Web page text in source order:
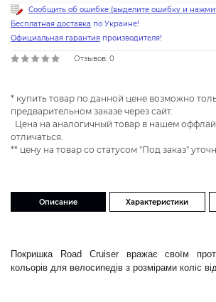
Сообщить об ошибке (выделите ошибку и
Бесплатная доставка по Украине!
Официальная гарантия производителя!
Отзывов: 0
* купить товар по данной цене возможно
предварительном заказе через сайт.
Цена на аналогичный товар в нашем
отличаться.
** цену на товар со статусом "Под заказ"
Описание Характеристики
Покришка Road Cruiser вражає своїм
кольорів для велосипедів з розмірами коліс